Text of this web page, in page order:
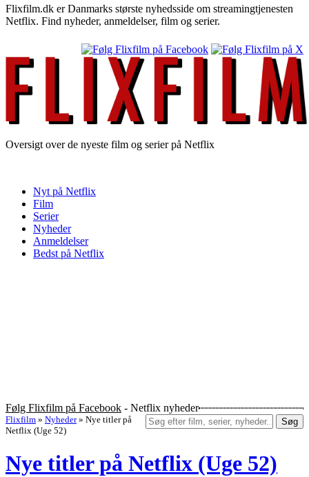
Flixfilm.dk er Danmarks største nyhedsside om streamingtjenesten
Netflix. Find nyheder, anmeldelser, film og serier.
Oversigt over de nyeste film og serier på Netflix
Nyt på Netflix
Film
Serier
Nyheder
Anmeldelser
Bedst på Netflix
Følg Flixfilm på Facebook - Netflix nyheder
Søg
Flixfilm » Nyheder » Nye titler på
Netflix (Uge 52)
Nye titler på Netflix (Uge 52)